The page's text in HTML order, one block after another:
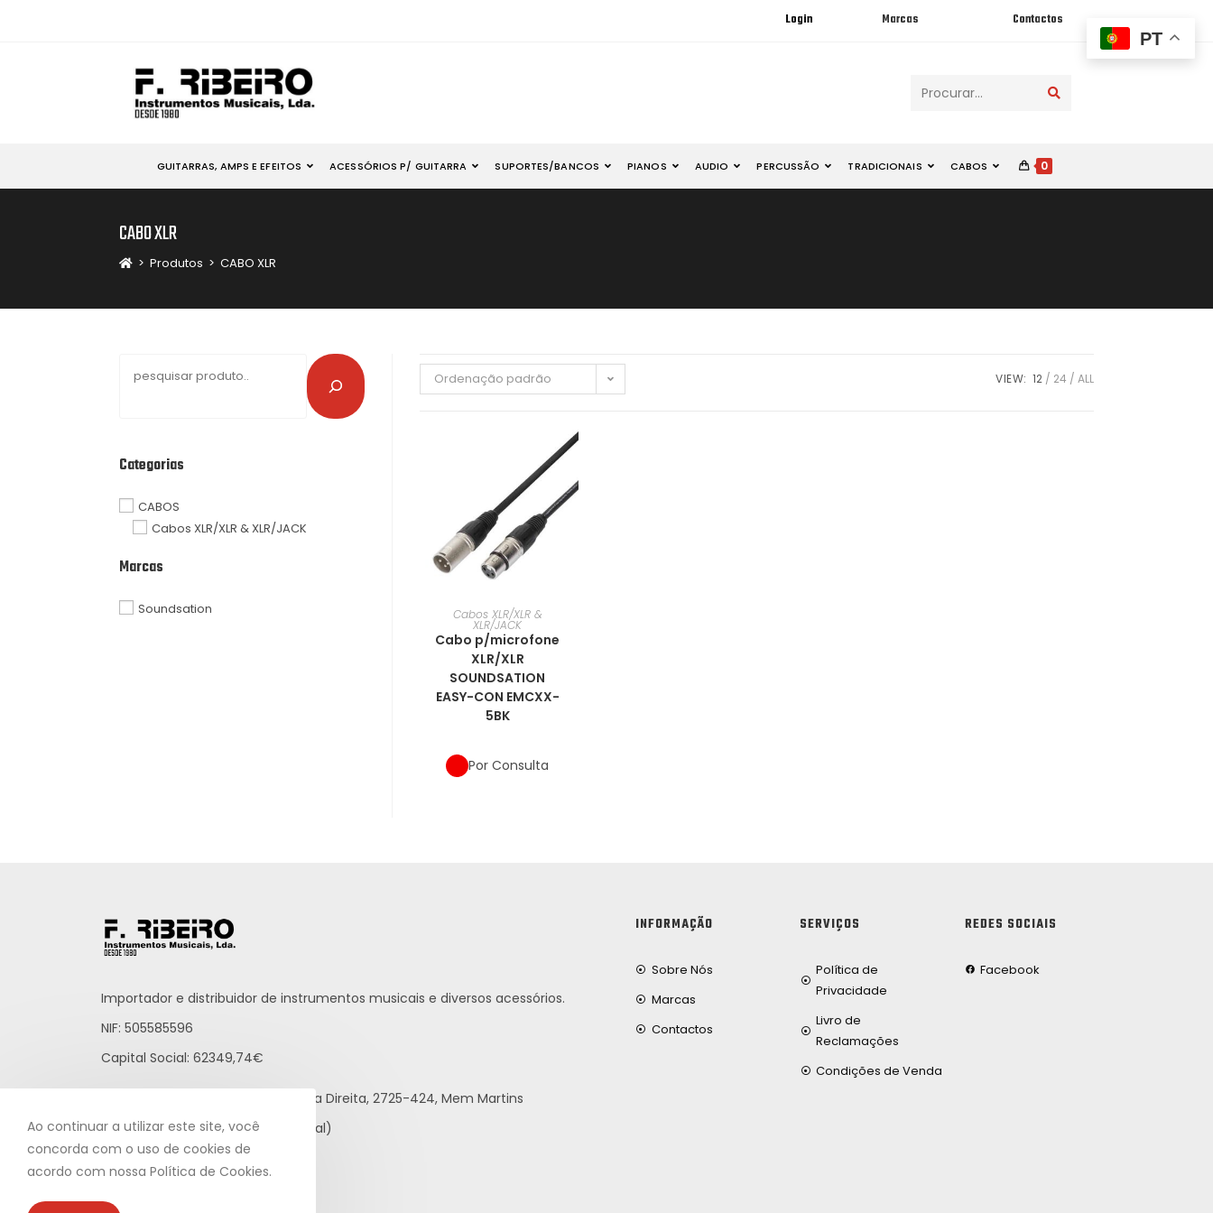
Login Marcas Contactos
Procurar...
GUITARRAS, AMPS E EFEITOS ACESSÓRIOS P/ GUITARRA SUPORTES/BANCOS PIANOS AUDIO PERCUSSÃO TRADICIONAIS CABOS 0
CABO XLR
> Produtos > CABO XLR
Ordenação padrão VIEW: 12 24 ALL
Cabos XLR/XLR &
XLR/JACK
Cabo p/microfone
XLR/XLR
SOUNDSATION
EASY-CON EMCXX-
5BK
Por Consulta
Categorias
CABOS
Cabos XLR/XLR & XLR/JACK
Marcas
Soundsation
Importador e distribuidor de instrumentos musicais e diversos acessórios.
NIF: 505585596
Capital Social: 62349,74€
Praceta Raúl Brandão, 12 - Loja Direita, 2725-424, Mem Martins
21 812 65 43 (rede fixa nacional)
info@fribeiro.com
INFORMAÇÃO
Sobre Nós
Marcas
Contactos
SERVIÇOS
Política de
Privacidade
Livro de
Reclamações
Condições de Venda
REDES SOCIAIS
Facebook
PT
Ao continuar a utilizar este site, você
concorda com o uso de cookies de
acordo com nossa Política de Cookies.